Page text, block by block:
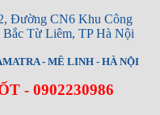
Đường CN6 Khu Công
Từ Liêm, TP Hà Nội
- MÊ LINH - HÀ NỘI
- 0902230986